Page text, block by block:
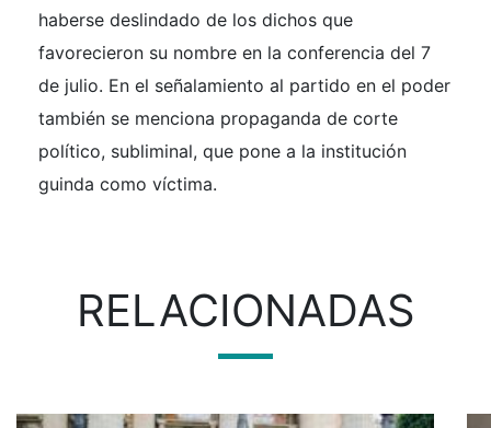
haberse deslindado de los dichos que
favorecieron su nombre en la conferencia del 7
de julio. En el señalamiento al partido en el poder
también se menciona propaganda de corte
político, subliminal, que pone a la institución
guinda como víctima.
RELACIONADAS